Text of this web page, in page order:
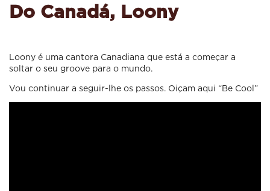
Do Canadá, Loony
Loony é uma cantora Canadiana que está a começar a
soltar o seu groove para o mundo.
Vou continuar a seguir-lhe os passos. Oiçam aqui “Be Cool”